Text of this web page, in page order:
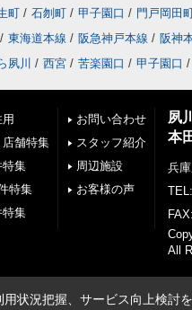
町 / 石刎町 / 甲子園口 / 門戸岡田
/ 東海道本線 / 阪急神戸本線 / 阪神
夙川 / 西宮 / 苦楽園口 / 甲子園口 /
舗特集
特集
特集
特集
お問い合わせ
スタッフ紹介
周辺施設
お客様の声
夙
本
兵
All
状況把握、サービス向上検討